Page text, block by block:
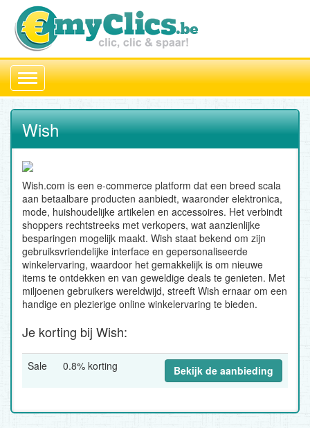
Toggle
navigation
Wish
Wish.com is een e-commerce platform dat een breed scala
aan betaalbare producten aanbiedt, waaronder elektronica,
mode, huishoudelijke artikelen en accessoires. Het verbindt
shoppers rechtstreeks met verkopers, wat aanzienlijke
besparingen mogelijk maakt. Wish staat bekend om zijn
gebruiksvriendelijke interface en gepersonaliseerde
winkelervaring, waardoor het gemakkelijk is om nieuwe
items te ontdekken en van geweldige deals te genieten. Met
miljoenen gebruikers wereldwijd, streeft Wish ernaar om een
handige en plezierige online winkelervaring te bieden.
Je korting bij Wish:
Sale 0.8% korting Bekijk de aanbieding